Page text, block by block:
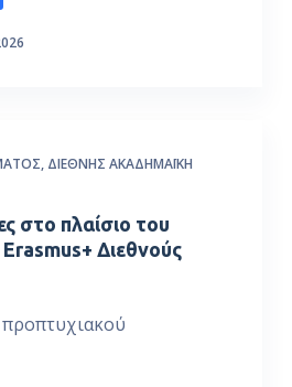
, ΔΙΕΘΝΉΣ ΑΚΑΔΗΜΑΪΚΉ
στο πλαίσιο του
Διεθνούς